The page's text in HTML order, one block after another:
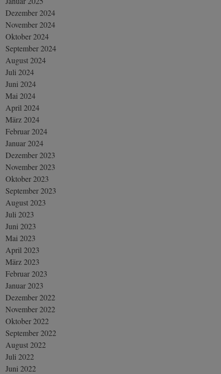
Dezember 2024
November 2024
Oktober 2024
September 2024
August 2024
Juli 2024
Juni 2024
Mai 2024
April 2024
März 2024
Februar 2024
Januar 2024
Dezember 2023
November 2023
Oktober 2023
September 2023
August 2023
Juli 2023
Juni 2023
Mai 2023
April 2023
März 2023
Februar 2023
Januar 2023
Dezember 2022
November 2022
Oktober 2022
September 2022
August 2022
Juli 2022
Juni 2022